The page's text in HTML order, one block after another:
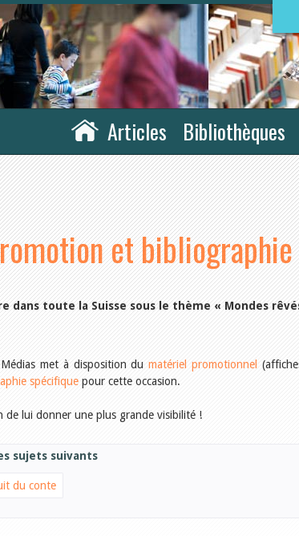
Articles Bibliothèques
et bibliographie
dans toute la Suisse sous le thème « Mondes
Médias met à disposition dumatériel promotionnel
spécifique pour cette occasion.
de lui donner une plus grande visibilité !
sujets suivants
du conte